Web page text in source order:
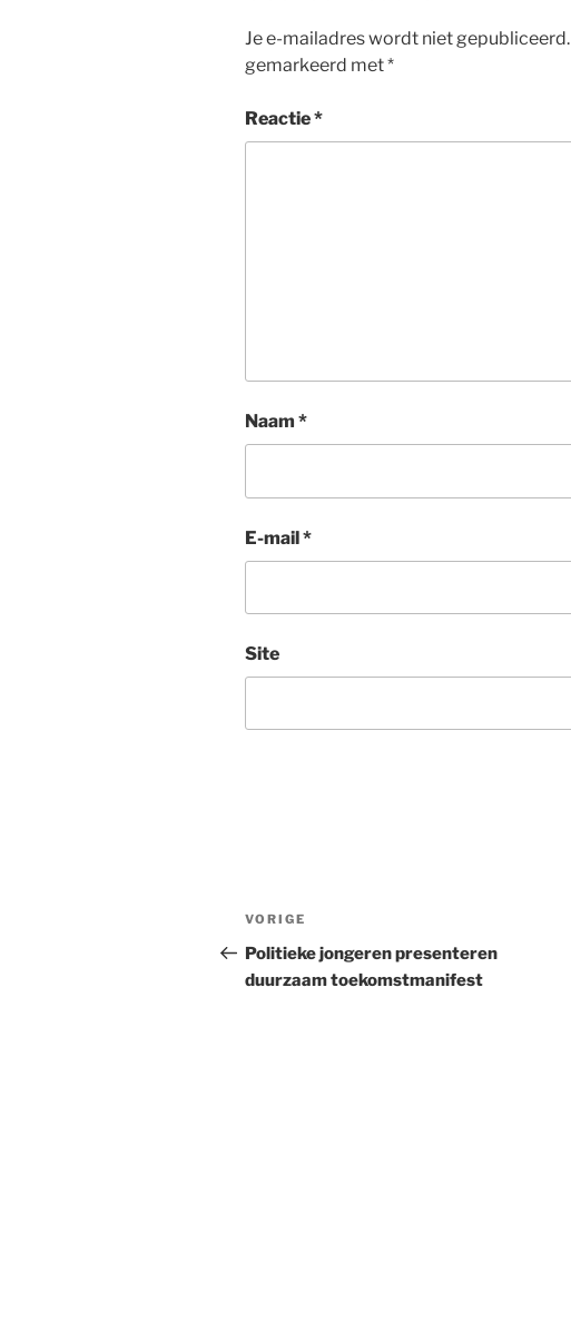
k
n
p
Je e-mailadres wordt niet gepubliceerd.
gemarkeerd met*
Reactie*
Naam *
E-mail*
Site
Bericht
navigatie
Vorig
bericht
VORIGE
Politieke jongeren presenteren
duurzaam toekomstmanifest